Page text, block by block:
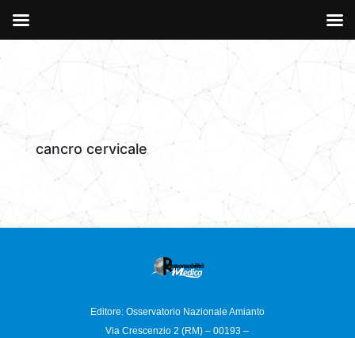
cancro cervicale
Editore: Osservatorio Nazionale Amianto
Via Crescenzio 2 (RM) – 00193 –